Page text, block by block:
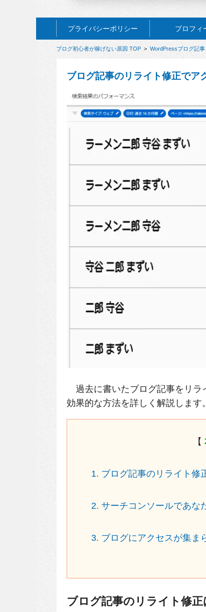
プライバシーポリシー プロフィ
ブログ初心者が稼げない原因 TOP > WordPressブログ記事
ブログ記事のリライト修正でア
過去に書いたブログ記事をリラ
効果的な方法を詳しく解説します。
【
1. ブログ記事のリライト修
2. サーチコンソールであな
3. ブログにアクセスが集ま
ブログ記事のリライト修